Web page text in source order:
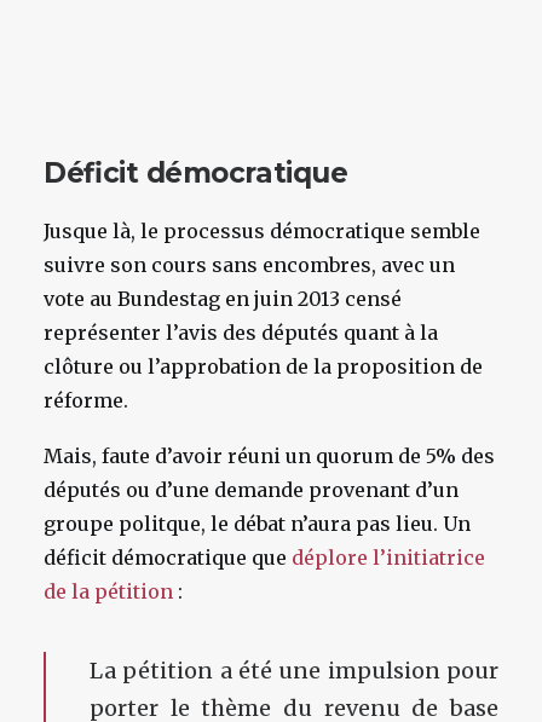
Déficit démocratique
Jusque là, le processus démocratique semble
suivre son cours sans encombres, avec un
vote au Bundestag en juin 2013 censé
représenter l’avis des députés quant à la
clôture ou l’approbation de la proposition de
réforme.
Mais, faute d’avoir réuni un quorum de 5% des
députés ou d’une demande provenant d’un
groupe politque, le débat n’aura pas lieu. Un
déficit démocratique que déplore l’initiatrice
de la pétition :
La pétition a été une impulsion pour
porter le thème du revenu de base